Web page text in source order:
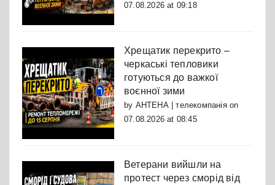
07.08.2026 at 09:18
Хрещатик перекрито –
черкаські тепловики
готуються до важкої
воєнної зими
by АНТЕНА | телекомпаніяon
07.08.2026 at 08:45
Ветерани вийшли на
протест через сморід від